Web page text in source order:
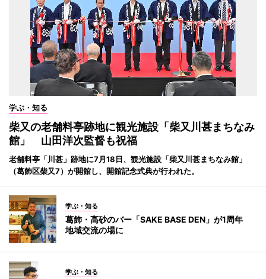
学ぶ・知る
柴又の老舗料亭跡地に観光施設「柴又川甚まちなみ
館」 山田洋次監督も祝福
老舗料亭「川甚」跡地に7月18日、観光施設「柴又川甚まちなみ館」
（葛飾区柴又7）が開館し、開館記念式典が行われた。
学ぶ・知る
葛飾・高砂のバー「SAKE BASE DEN」が1周年
地域交流の場に
学ぶ・知る